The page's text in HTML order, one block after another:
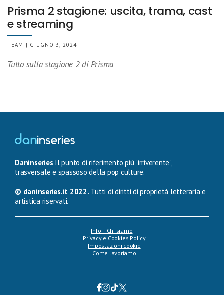
Prisma 2 stagione: uscita, trama, cast
e streaming
TEAM | GIUGNO 3, 2024
Tutto sulla stagione 2 di Prisma
Daninseries Il punto di riferimento più "irriverente",
trasversale e spassoso della pop culture.
© daninseries.it 2022. Tutti di diritti di proprietà letteraria e
artistica riservati.
Info – Chi siamo
Privacy e Cookies Policy
Impostazioni cookie
Come lavoriamo